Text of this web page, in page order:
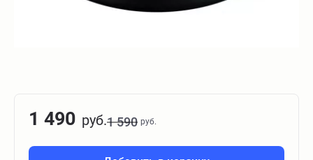
1 490 руб.1 590 руб.